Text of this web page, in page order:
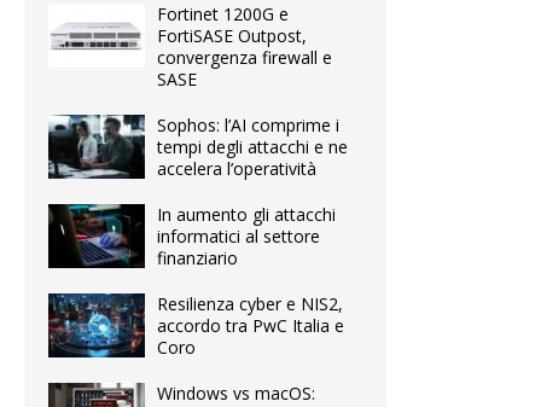
Fortinet 1200G e
FortiSASE Outpost,
convergenza firewall e
SASE
Sophos: l’AI comprime i
tempi degli attacchi e ne
accelera l’operatività
In aumento gli attacchi
informatici al settore
finanziario
Resilienza cyber e NIS2,
accordo tra PwC Italia e
Coro
Windows vs macOS: